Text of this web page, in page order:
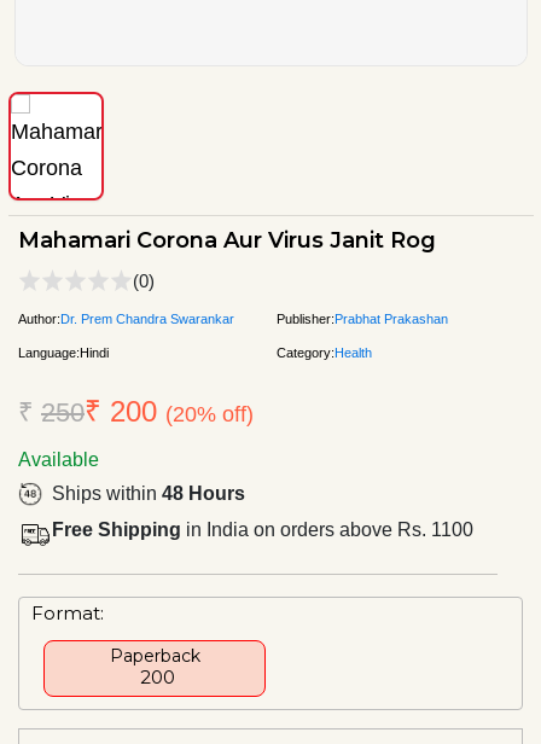
Mahamari Corona Aur Virus Janit Rog
(0)
Author:Dr. Prem Chandra Swarankar Publisher:Prabhat Prakashan
Language:Hindi Category:Health
₹ 250₹ 200 (20% off)
Available
Ships within 48 Hours
Free Shipping in India on orders above Rs. 1100
Format:
Paperback
₹ 200